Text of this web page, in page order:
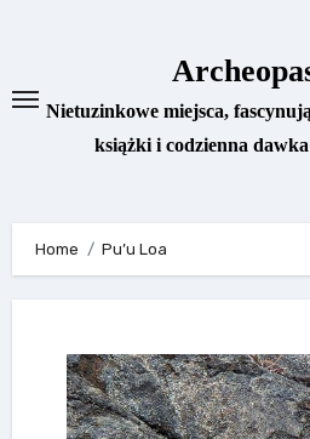
Nietuzinkowe miejsca,
książki i codzienna
Home Pu’u Loa